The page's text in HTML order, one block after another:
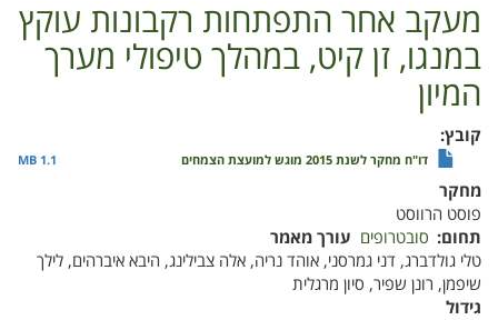
מהזן
'קיט'
על
הפרי
מעקב אחר התפתחות רקבונות עוקץ
במנגו, זן קיט, במהלך טיפולי מערך
המיון
קובץ
דו"ח מחקר לשנת 2015 מוגש למועצת הצמחים 1.1 MB
מחקר
פוסט הרווסט
תחום סובטרופים עורך מאמר
טלי גולדברג, דני גמרסני, אוהד נריה, אלה צבילינג, היבא איברהים, לילך
שיפמן, רונן שפיר, סיון מרגלית
גידול